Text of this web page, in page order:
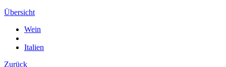
Übersicht
Wein
Italien
Zurück